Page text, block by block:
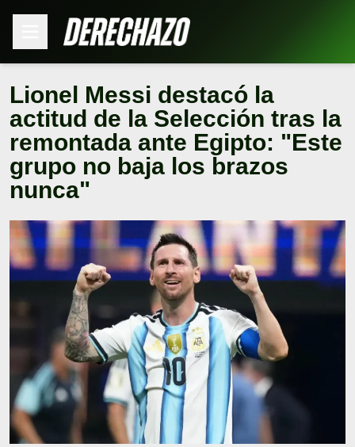
Lionel Messi destacó la
actitud de la Selección tras la
remontada ante Egipto: "Este
grupo no baja los brazos
nunca"